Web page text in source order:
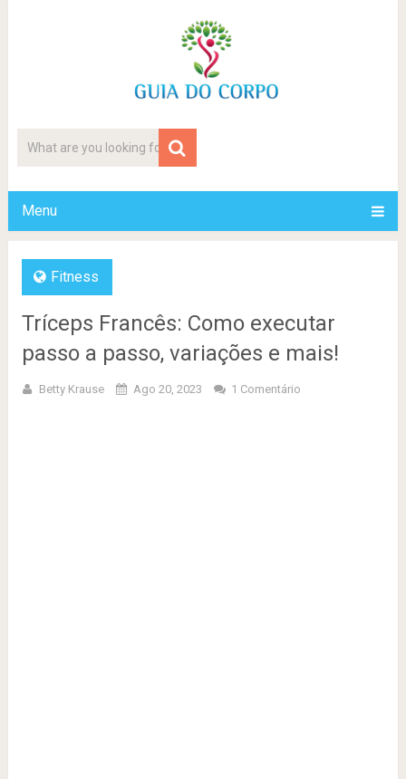
Menu
Fitness
Tríceps Francês: Como executar
passo a passo, variações e mais!
Betty Krause Ago 20, 2023 1 Comentário